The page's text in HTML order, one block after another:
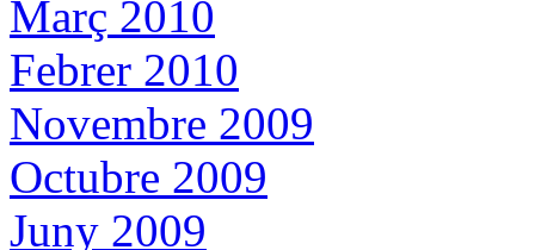
Març 2010
Febrer 2010
Novembre 2009
Octubre 2009
Juny 2009